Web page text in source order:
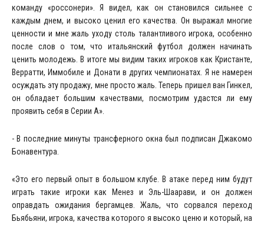
команду «россонери». Я видел, как он становился сильнее с
каждым днем, и высоко ценил его качества. Он выражал многие
ценности и мне жаль уходу столь талантливого игрока, особенно
после слов о том, что итальянский футбол должен начинать
ценить молодежь. В итоге мы видим таких игроков как Кристанте,
Верратти, Иммобиле и Донати в других чемпионатах. Я не намерен
осуждать эту продажу, мне просто жаль. Теперь пришел ван Гинкел,
он обладает большим качествами, посмотрим удастся ли ему
проявить себя в Серии А».
- В последние минуты трансферного окна был подписан Джакомо
Бонавентура.
«Это его первый опыт в большом клубе. В атаке перед ним будут
играть такие игроки как Менез и Эль-Шаарави, и он должен
оправдать ожидания бергамцев. Жаль, что сорвался переход
Бьябьяни, игрока, качества которого я высоко ценю и который, на